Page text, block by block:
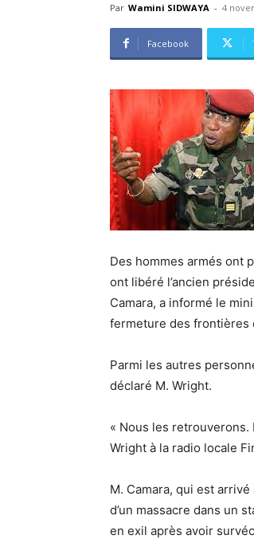
Par Wamini SIDWAYA - 4
Facebook
Des hommes armés ont
ont libéré l’ancien
Camara, a informé le
fermeture des frontières
Parmi les autres
déclaré M. Wright.
« Nous les
Wright à la radio locale
M. Camara, qui est
d’un massacre dans un
en exil après avoir